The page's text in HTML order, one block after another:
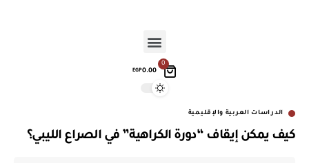
0
EGP0.00
الدراسات العربية والإقليمية
كيف يمكن إيقاف “دورة الكراهية” في الصراع الليبي؟